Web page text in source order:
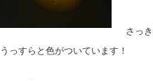
さっ
うっすらと色がついています！